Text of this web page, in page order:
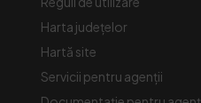
Harta județelor
Hartă site
Servicii pentru agenții